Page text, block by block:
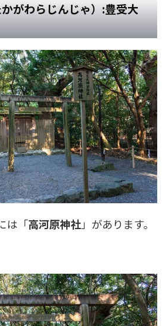
がわらじんじゃ）:豊受大
は「高河原神社」があります。